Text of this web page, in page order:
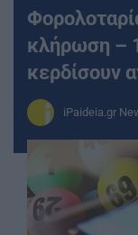
κλήρωση –
κερδίσουν
iPaideia.gr